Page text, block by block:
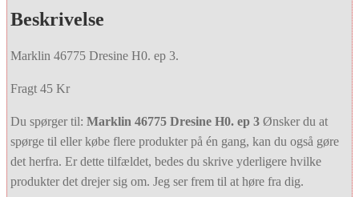
Beskrivelse
Marklin 46775 Dresine H0. ep 3.
Fragt 45 Kr
Du spørger til: Marklin 46775 Dresine H0. ep 3 Ønsker du at
spørge til eller købe flere produkter på én gang, kan du også gøre
det herfra. Er dette tilfældet, bedes du skrive yderligere hvilke
produkter det drejer sig om. Jeg ser frem til at høre fra dig.